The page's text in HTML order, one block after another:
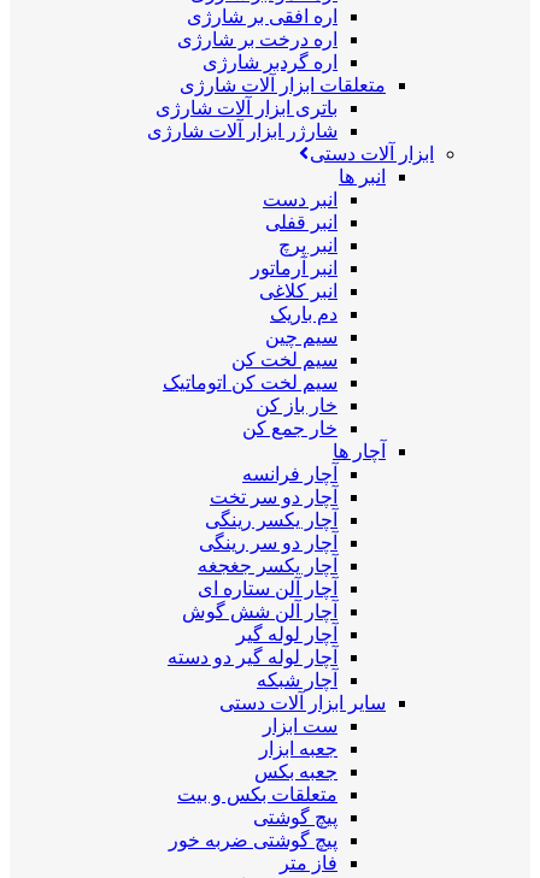
اره افقی بر شارژی
اره درخت بر شارژی
اره گردبر شارژی
متعلقات ابزار آلات شارژی
باتری ابزار آلات شارژی
شارژر ابزار آلات شارژی
ابزار آلات دستی
انبر ها
انبر دست
انبر قفلی
انبر پرچ
انبر آرماتور
انبر کلاغی
دم باریک
سیم چین
سیم لخت کن
سیم لخت کن اتوماتیک
خار باز کن
خار جمع کن
آچار ها
آچار فرانسه
آچار دو سر تخت
آچار یکسر رینگی
آچار دو سر رینگی
آچار یکسر جغجغه
آچار آلن ستاره ای
آچار آلن شش گوش
آچار لوله گیر
آچار لوله گیر دو دسته
آچار شبکه
سایر ابزار آلات دستی
ست ابزار
جعبه ابزار
جعبه بکس
متعلقات بکس و بیت
پیچ گوشتی
پیچ گوشتی ضربه خور
فاز متر